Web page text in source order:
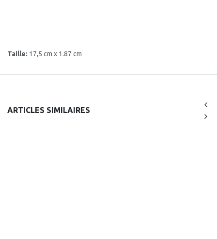
Taille: 17,5 cm x 1.87 cm
ARTICLES SIMILAIRES